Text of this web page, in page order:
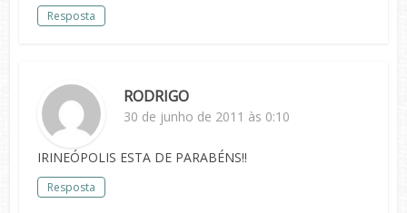
Resposta
RODRIGO
30 de junho de 2011 às 0:10
IRINEÓPOLIS ESTA DE PARABÉNS!!
Resposta